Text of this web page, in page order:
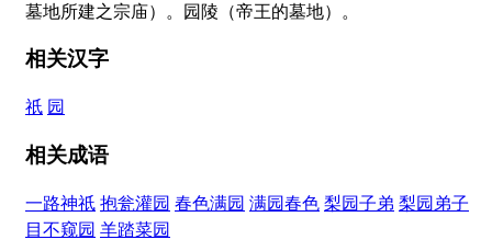
墓地所建之宗庙）。园陵（帝王的墓地）。
相关汉字
祇 园
相关成语
一路神祇 抱瓮灌园 春色满园 满园春色 梨园子弟 梨园弟子
目不窥园 羊踏菜园